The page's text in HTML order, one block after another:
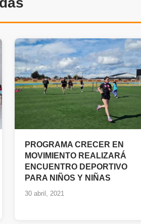
PROGRAMA CRECER EN
MOVIMIENTO REALIZARÁ
ENCUENTRO DEPORTIVO
PARA NIÑOS Y NIÑAS
30 abril, 2021